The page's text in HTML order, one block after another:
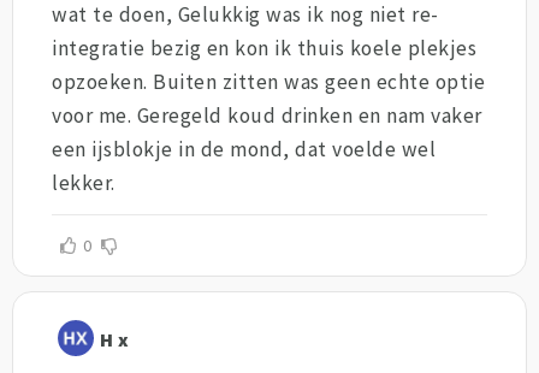
wat te doen, Gelukkig was ik nog niet re-
integratie bezig en kon ik thuis koele plekjes
opzoeken. Buiten zitten was geen echte optie
voor me. Geregeld koud drinken en nam vaker
een ijsblokje in de mond, dat voelde wel
lekker.
0
H x